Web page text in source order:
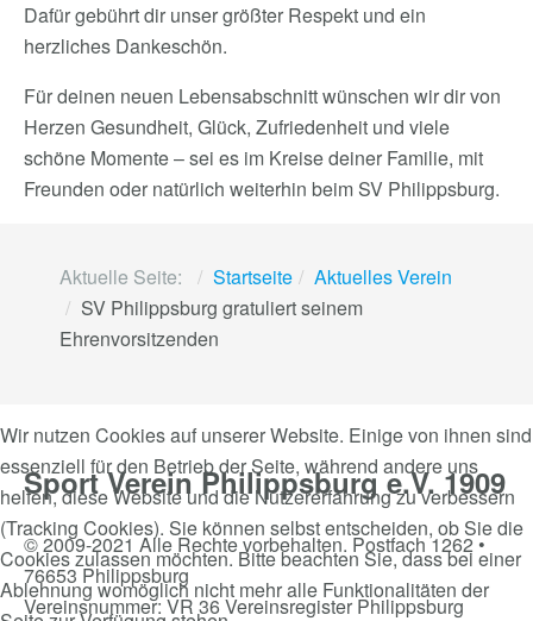
Dafür gebührt dir unser größter Respekt und ein
herzliches Dankeschön.
Für deinen neuen Lebensabschnitt wünschen wir dir von
Herzen Gesundheit, Glück, Zufriedenheit und viele
schöne Momente – sei es im Kreise deiner Familie, mit
Freunden oder natürlich weiterhin beim SV Philippsburg.
Aktuelle Seite: Startseite
Aktuelles Verein
SV Philippsburg gratuliert seinem
Ehrenvorsitzenden
Sport Verein Philippsburg e.V. 1909
© 2009-2021 Alle Rechte vorbehalten. Postfach 1262 •
76653 Philippsburg
Vereinsnummer: VR 36 Vereinsregister Philippsburg
Wir nutzen Cookies auf unserer Website. Einige von ihnen sind
essenziell für den Betrieb der Seite, während andere uns
helfen, diese Website und die Nutzererfahrung zu verbessern
(Tracking Cookies). Sie können selbst entscheiden, ob Sie die
Cookies zulassen möchten. Bitte beachten Sie, dass bei einer
Ablehnung womöglich nicht mehr alle Funktionalitäten der